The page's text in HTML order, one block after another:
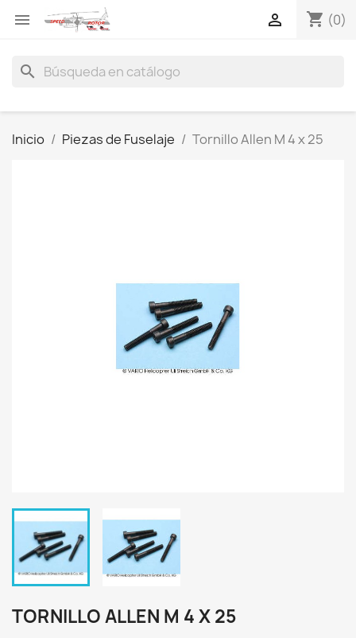
 shopping_cart (0)

search
Inicio Piezas de Fuselaje Tornillo Allen M 4 x 25
TORNILLO ALLEN M 4 X 25